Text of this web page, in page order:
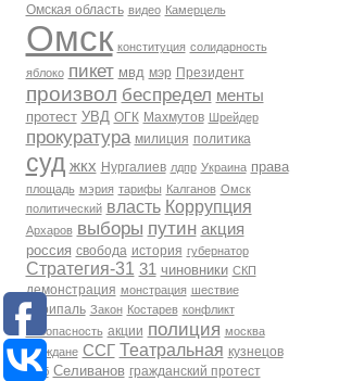
Омская область видео Камерцель
Омск конституция солидарность
яблоко пикет мвд мэр Президент
произвол беспредел менты
протест УВД ОГК Махмутов Шрейдер
прокуратура милиция политика
суд жкх Нургалиев лдпр Украина права
площадь мэрия тарифы Калганов Омск
политический власть Коррупция
Архаров выборы путин акция
россия свобода история губернатор
Стратегия-31 31 чиновники СКП
демонстрация монстрация шествие
Скрипаль Закон Костарев конфликт
Безопасность акции полиция москва
Граждане ССГ Театральная кузнецов
фсб Селиванов гражданский протест